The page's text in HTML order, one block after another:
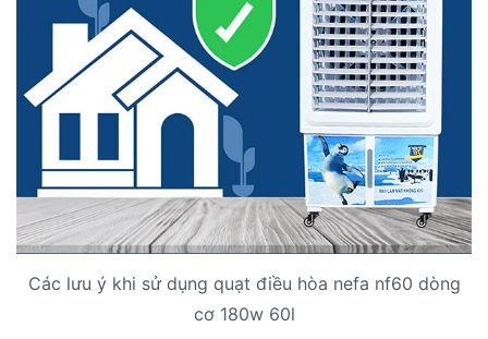
Các lưu ý khi sử dụng quạt điều hòa nefa nf60 dòng
cơ 180w 60l